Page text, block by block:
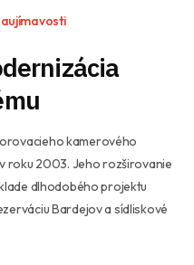
kamerového
roku 2003. Jeho rozširovanie
dlhodobého projektu
Bardejov a sídliskové